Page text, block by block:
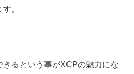
。
るという事がXCPの魅力にな